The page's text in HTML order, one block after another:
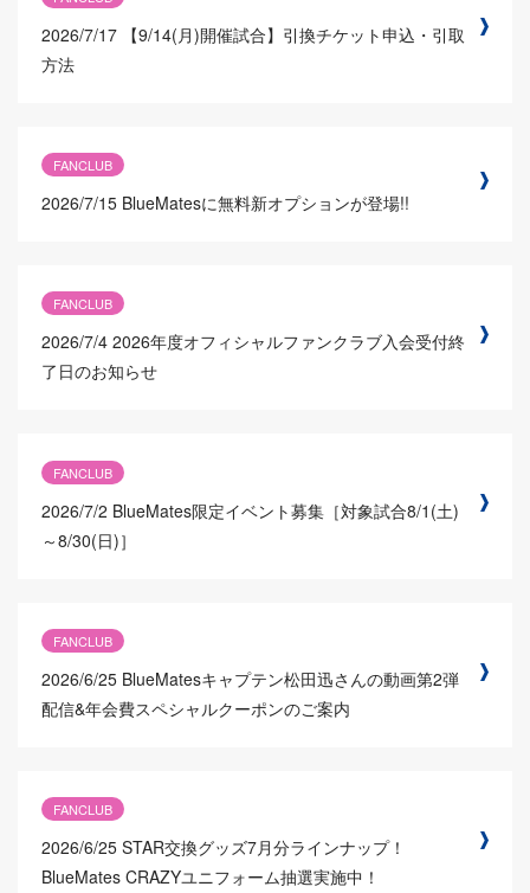
2026/7/17 【9/14(月)開催試合】引換チケット申込・引取
方法
FANCLUB
2026/7/15 BlueMatesに無料新オプションが登場!!
FANCLUB
2026/7/4 2026年度オフィシャルファンクラブ入会受付終
了日のお知らせ
FANCLUB
2026/7/2 BlueMates限定イベント募集［対象試合8/1(土)
～8/30(日)］
FANCLUB
2026/6/25 BlueMatesキャプテン松田迅さんの動画第2弾
配信&年会費スペシャルクーポンのご案内
FANCLUB
2026/6/25 STAR交換グッズ7月分ラインナップ！
BlueMates CRAZYユニフォーム抽選実施中！